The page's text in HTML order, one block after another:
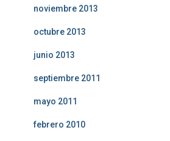
noviembre 2013
octubre 2013
junio 2013
septiembre 2011
mayo 2011
febrero 2010